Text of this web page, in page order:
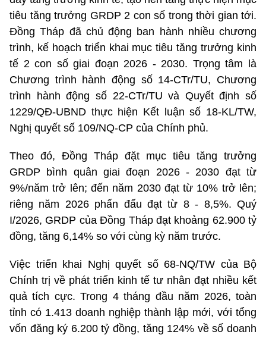
tiêu tăng trưởng GRDP 2 con số trong thời gian tới.
Đồng Tháp đã chủ động ban hành nhiều chương
trình, kế hoạch triển khai mục tiêu tăng trưởng kinh
tế 2 con số giai đoạn 2026 - 2030. Trọng tâm là
Chương trình hành động số 14-CTr/TU, Chương
trình hành động số 22-CTr/TU và Quyết định số
1229/QĐ-UBND thực hiện Kết luận số 18-KL/TW,
Nghị quyết số 109/NQ-CP của Chính phủ.
Theo đó, Đồng Tháp đặt mục tiêu tăng trưởng
GRDP bình quân giai đoạn 2026 - 2030 đạt từ
9%/năm trở lên; đến năm 2030 đạt từ 10% trở lên;
riêng năm 2026 phấn đấu đạt từ 8 - 8,5%. Quý
I/2026, GRDP của Đồng Tháp đạt khoảng 62.900 tỷ
đồng, tăng 6,14% so với cùng kỳ năm trước.
Việc triển khai Nghị quyết số 68-NQ/TW của Bộ
Chính trị về phát triển kinh tế tư nhân đạt nhiều kết
quả tích cực. Trong 4 tháng đầu năm 2026, toàn
tỉnh có 1.413 doanh nghiệp thành lập mới, với tổng
vốn đăng ký 6.200 tỷ đồng, tăng 124% về số doanh